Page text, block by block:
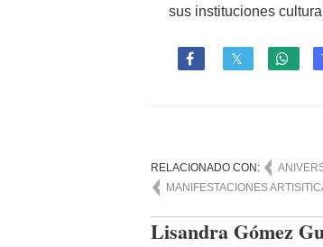
sus instituciones

RELACIONADO CON:
MANIFESTACIONES
Lisandra Gómez